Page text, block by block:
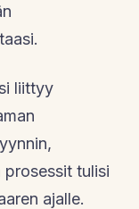
liittyy
prosessit tulisi
ajalle.